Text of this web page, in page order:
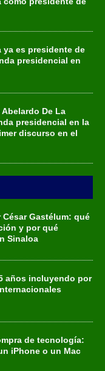
ya es presidente de
presidencial en
De La
presidencial en la
discurso en el
Gastélum: qué
y por qué
Sinaloa
años incluyendo por
de tecnología:
iPhone o un Mac